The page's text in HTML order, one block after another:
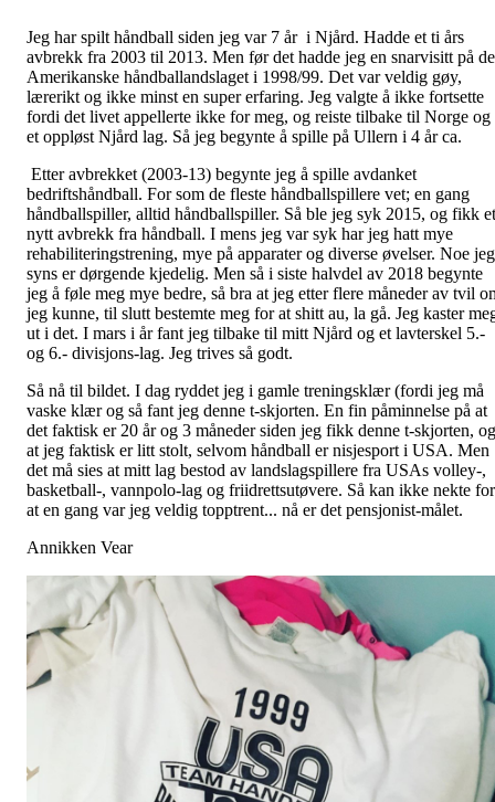
Jeg har spilt håndball siden jeg var 7 år i Njård. Hadde et ti års
avbrekk fra 2003 til 2013. Men før det hadde jeg en snarvisitt på
Amerikanske håndballandslaget i 1998/99. Det var veldig gøy,
lærerikt og ikke minst en super erfaring. Jeg valgte å ikke fortsette
fordi det livet appellerte ikke for meg, og reiste tilbake til Norge og
et oppløst Njård lag. Så jeg begynte å spille på Ullern i 4 år ca.
Etter avbrekket (2003-13) begynte jeg å spille avdanket
bedriftshåndball. For som de fleste håndballspillere vet; en gang
håndballspiller, alltid håndballspiller. Så ble jeg syk 2015, og fikk et
nytt avbrekk fra håndball. I mens jeg var syk har jeg hatt mye
rehabiliteringstrening, mye på apparater og diverse øvelser. Noe jeg
syns er dørgende kjedelig. Men så i siste halvdel av 2018 begynte
jeg å føle meg mye bedre, så bra at jeg etter flere måneder av tvil
jeg kunne, til slutt bestemte meg for at shitt au, la gå. Jeg kaster
ut i det. I mars i år fant jeg tilbake til mitt Njård og et lavterskel 5.-
og 6.- divisjons-lag. Jeg trives så godt.
Så nå til bildet. I dag ryddet jeg i gamle treningsklær (fordi jeg må
vaske klær og så fant jeg denne t-skjorten. En fin påminnelse på at
det faktisk er 20 år og 3 måneder siden jeg fikk denne t-skjorten, og
at jeg faktisk er litt stolt, selvom håndball er nisjesport i USA. Men
det må sies at mitt lag bestod av landslagspillere fra USAs volley-,
basketball-, vannpolo-lag og friidrettsutøvere. Så kan ikke nekte for
at en gang var jeg veldig topptrent... nå er det pensjonist-målet.
Annikken Vear